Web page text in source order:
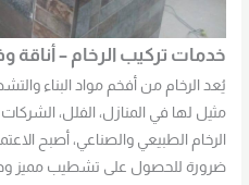
خدمات تركيب الرخام – أناقة
يُعد الرخام من أفخم مواد البناء
مثيل لها في المنازل، الفلل،
الرخام الطبيعي والصناعي، أصبح
ضرورة للحصول على تشطيب مميز